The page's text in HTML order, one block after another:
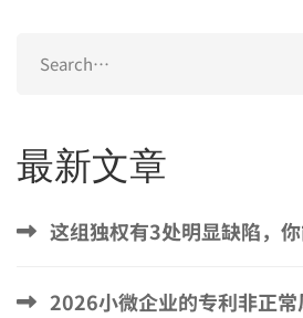
for:
最新文章
这组独权有3处明显缺陷，你
2026小微企业的专利非正